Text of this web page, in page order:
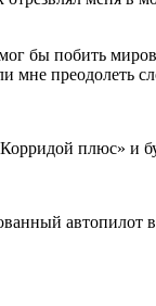
бы побить
мне преодолеть
плюс» и